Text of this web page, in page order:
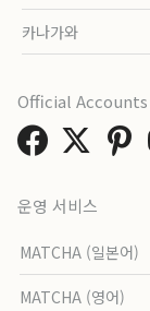
카나가와
운영 서비스
MATCHA (일본어)
MATCHA (영어)
Official Accounts